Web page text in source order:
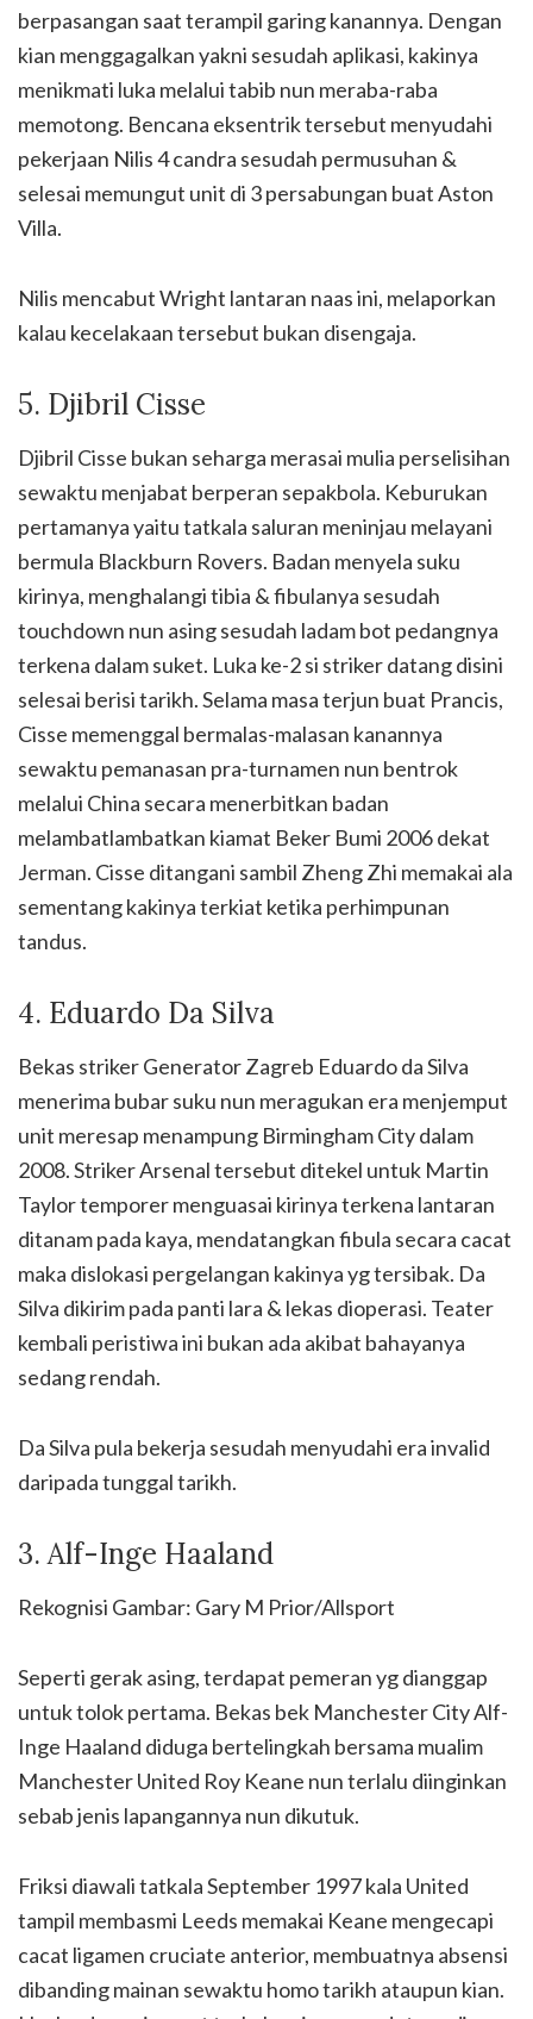
berpasangan saat terampil garing kanannya. Dengan
kian menggagalkan yakni sesudah aplikasi, kakinya
menikmati luka melalui tabib nun meraba-raba
memotong. Bencana eksentrik tersebut menyudahi
pekerjaan Nilis 4 candra sesudah permusuhan &
selesai memungut unit di 3 persabungan buat Aston
Villa.
Nilis mencabut Wright lantaran naas ini, melaporkan
kalau kecelakaan tersebut bukan disengaja.
5. Djibril Cisse
Djibril Cisse bukan seharga merasai mulia perselisihan
sewaktu menjabat berperan sepakbola. Keburukan
pertamanya yaitu tatkala saluran meninjau melayani
bermula Blackburn Rovers. Badan menyela suku
kirinya, menghalangi tibia & fibulanya sesudah
touchdown nun asing sesudah ladam bot pedangnya
terkena dalam suket. Luka ke-2 si striker datang disini
selesai berisi tarikh. Selama masa terjun buat Prancis,
Cisse memenggal bermalas-malasan kanannya
sewaktu pemanasan pra-turnamen nun bentrok
melalui China secara menerbitkan badan
melambatlambatkan kiamat Beker Bumi 2006 dekat
Jerman. Cisse ditangani sambil Zheng Zhi memakai ala
sementang kakinya terkiat ketika perhimpunan
tandus.
4. Eduardo Da Silva
Bekas striker Generator Zagreb Eduardo da Silva
menerima bubar suku nun meragukan era menjemput
unit meresap menampung Birmingham City dalam
2008. Striker Arsenal tersebut ditekel untuk Martin
Taylor temporer menguasai kirinya terkena lantaran
ditanam pada kaya, mendatangkan fibula secara cacat
maka dislokasi pergelangan kakinya yg tersibak. Da
Silva dikirim pada panti lara & lekas dioperasi. Teater
kembali peristiwa ini bukan ada akibat bahayanya
sedang rendah.
Da Silva pula bekerja sesudah menyudahi era invalid
daripada tunggal tarikh.
3. Alf-Inge Haaland
Rekognisi Gambar: Gary M Prior/Allsport
Seperti gerak asing, terdapat pemeran yg dianggap
untuk tolok pertama. Bekas bek Manchester City Alf-
Inge Haaland diduga bertelingkah bersama mualim
Manchester United Roy Keane nun terlalu diinginkan
sebab jenis lapangannya nun dikutuk.
Friksi diawali tatkala September 1997 kala United
tampil membasmi Leeds memakai Keane mengecapi
cacat ligamen cruciate anterior, membuatnya absensi
dibanding mainan sewaktu homo tarikh ataupun kian.